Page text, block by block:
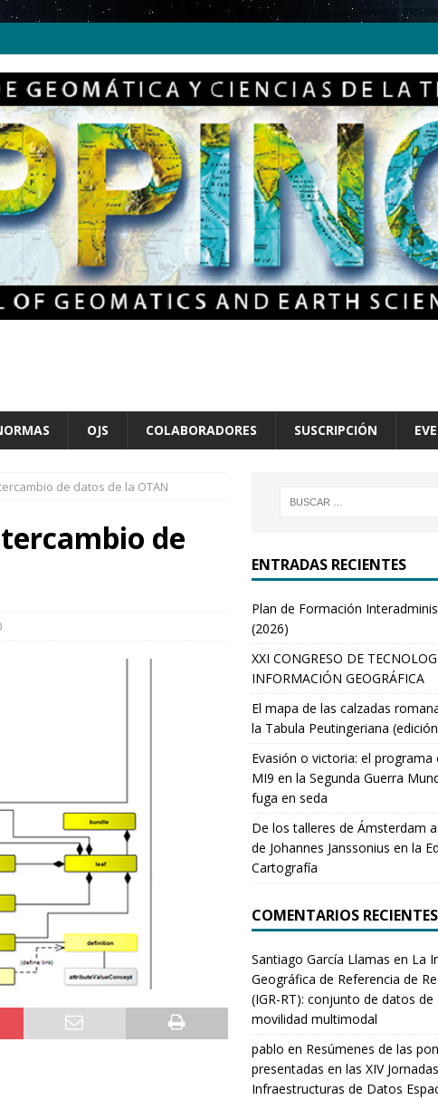
OJS COLABORADORES SUSCRIPCIÓN
de datos de la OTAN
de
ENTRADAS RECIENTES
Plan de Formación
(2026)
XXI CONGRESO DE
INFORMACIÓN GEOGRÁFICA
El mapa de las calzadas
la Tabula Peutingeriana
Evasión o victoria: el
MI9 en la Segunda Guerra
fuga en seda
De los talleres de Ámsterdam
de Johannes Janssonius en la
Cartografía
COMENTARIOS RECIENTES
Santiago García Llamas en La
Geográfica de Referencia de
(IGR-RT): conjunto de datos
movilidad multimodal
pablo en Resúmenes de las
presentadas en las XIV
Infraestructuras de Datos